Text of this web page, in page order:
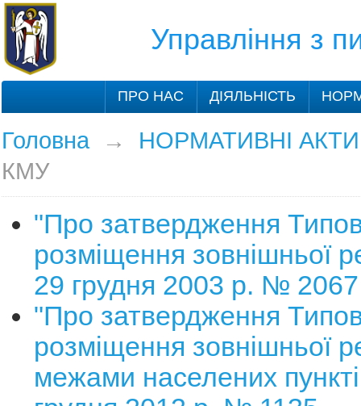
Управління з
ПРО НАС ДІЯЛЬНІСТЬ
Головна→ НОРМАТИВНІ АКТИ
КМУ
"Про затвердження
розміщення зовнішньої
29 грудня 2003 р. № 2067
"Про затвердження
розміщення зовнішньої
межами населених